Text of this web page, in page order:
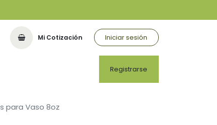
Mi Cotización Iniciar sesión
Registrarse
para Vaso 8oz